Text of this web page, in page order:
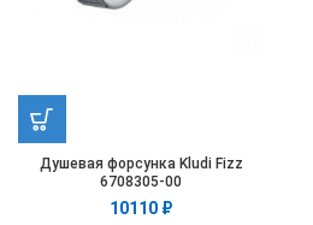
Душевая форсунка Kludi Fizz
6708305-00
10110 ₽